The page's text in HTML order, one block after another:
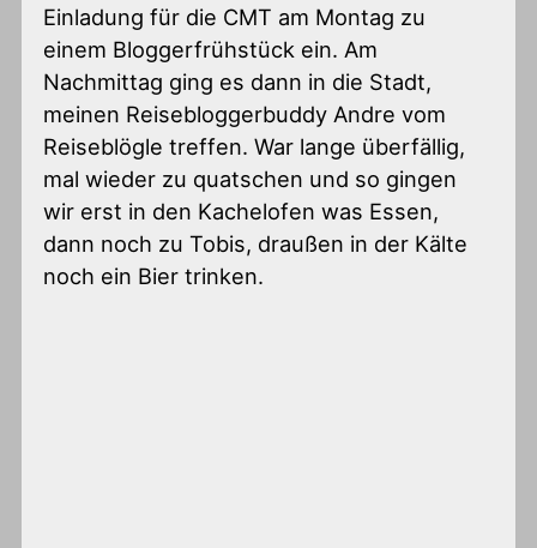
Einladung für die CMT am Montag zu
einem Bloggerfrühstück ein. Am
Nachmittag ging es dann in die Stadt,
meinen Reisebloggerbuddy Andre vom
Reiseblögle treffen. War lange überfällig,
mal wieder zu quatschen und so gingen
wir erst in den Kachelofen was Essen,
dann noch zu Tobis, draußen in der Kälte
noch ein Bier trinken.